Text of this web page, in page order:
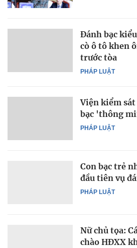
PHÁP LUẬT
Đánh bạc
cò ô tô khen
trước tòa
PHÁP LUẬT
Viện kiểm sát
bạc 'thông
PHÁP LUẬT
Con bạc trẻ
đầu tiên vụ
Nữ chủ tọa:
chào HĐXX